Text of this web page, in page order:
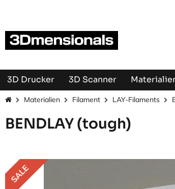
3D Drucker 3D Scanner
Materialien Filament LAY-Filaments
BENDLAY (tough)
SALE